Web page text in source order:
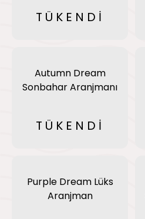
TÜKENDİ
Autumn Dream
Sonbahar Aranjmanı
TÜKENDİ
Purple Dream Lüks
Aranjman